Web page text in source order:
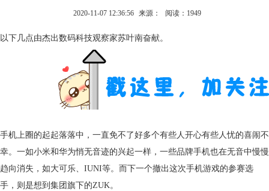
2020-11-07 12:36:56 来源： 阅读：1949
以下几点由杰出数码科技观察家苏叶南奋献。
手机上圈的起起落落中，一直免不了好多个有些人开心有些人忧的喜闹不
幸。一如小米和华为悄无音迹的兴起一样，一些品牌手机也在无音中慢慢
趋向消失，如大可乐、IUNI等。而下一个撤出这次手机游戏的参赛选
手，则是想到集团旗下的ZUK。